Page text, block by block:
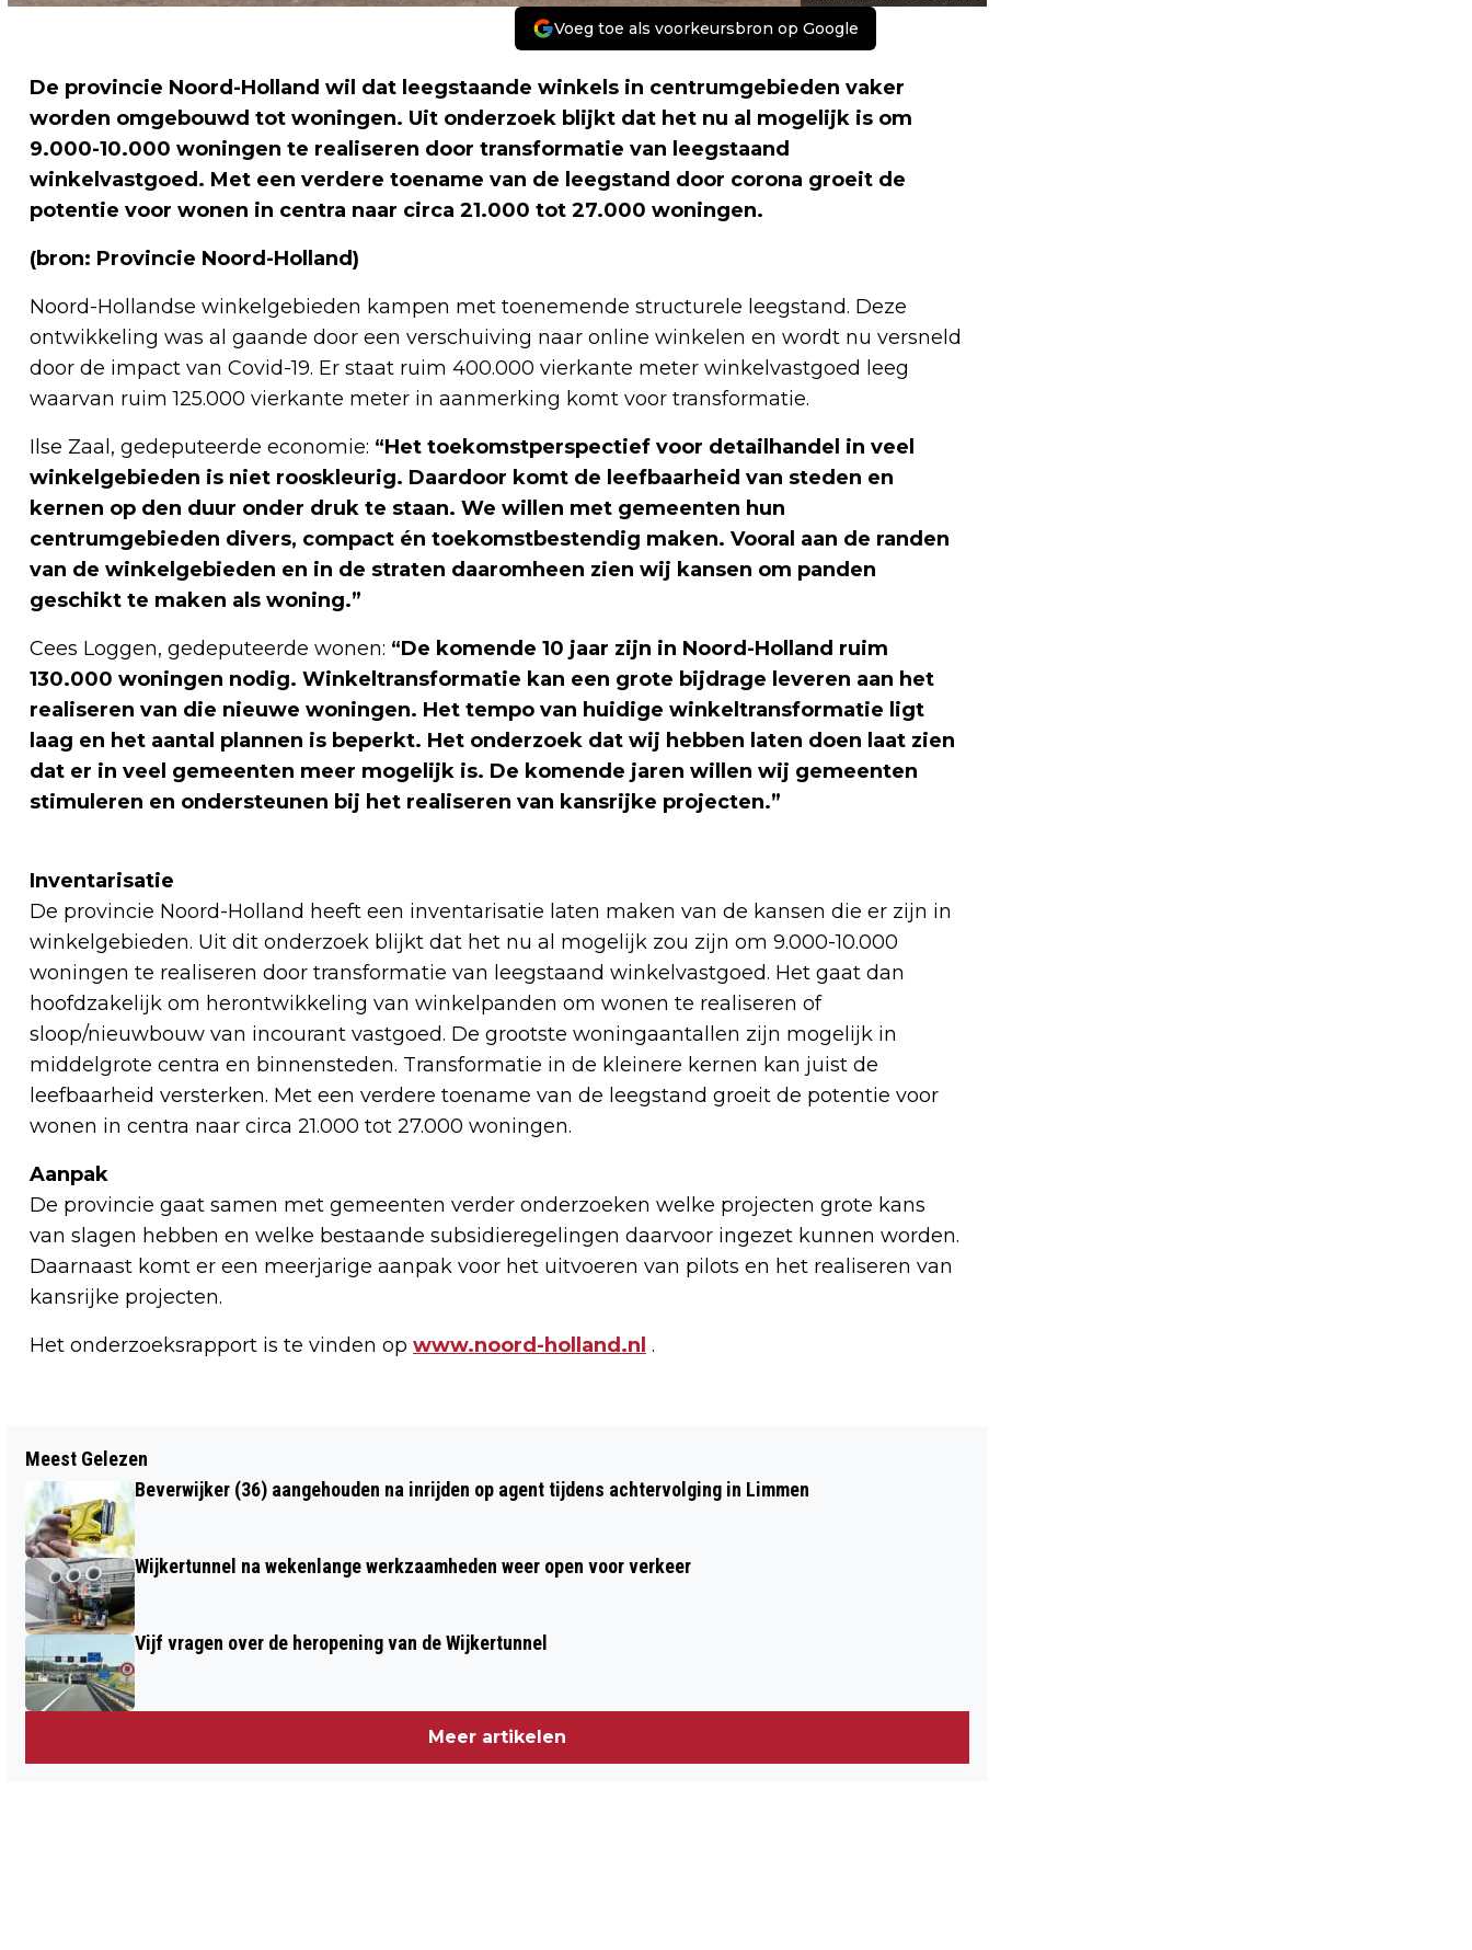
Voeg toe als voorkeursbron op Google
De provincie Noord-Holland wil dat leegstaande winkels in centrumgebieden vaker
worden omgebouwd tot woningen. Uit onderzoek blijkt dat het nu al mogelijk is om
9.000-10.000 woningen te realiseren door transformatie van leegstaand
winkelvastgoed. Met een verdere toename van de leegstand door corona groeit de
potentie voor wonen in centra naar circa 21.000 tot 27.000 woningen.
(bron: Provincie Noord-Holland)
Noord-Hollandse winkelgebieden kampen met toenemende structurele leegstand. Deze
ontwikkeling was al gaande door een verschuiving naar online winkelen en wordt nu versneld
door de impact van Covid-19. Er staat ruim 400.000 vierkante meter winkelvastgoed leeg
waarvan ruim 125.000 vierkante meter in aanmerking komt voor transformatie.
Ilse Zaal, gedeputeerde economie: “Het toekomstperspectief voor detailhandel in veel
winkelgebieden is niet rooskleurig. Daardoor komt de leefbaarheid van steden en
kernen op den duur onder druk te staan. We willen met gemeenten hun
centrumgebieden divers, compact én toekomstbestendig maken. Vooral aan de randen
van de winkelgebieden en in de straten daaromheen zien wij kansen om panden
geschikt te maken als woning.”
Cees Loggen, gedeputeerde wonen: “De komende 10 jaar zijn in Noord-Holland ruim
130.000 woningen nodig. Winkeltransformatie kan een grote bijdrage leveren aan het
realiseren van die nieuwe woningen. Het tempo van huidige winkeltransformatie ligt
laag en het aantal plannen is beperkt. Het onderzoek dat wij hebben laten doen laat zien
dat er in veel gemeenten meer mogelijk is. De komende jaren willen wij gemeenten
stimuleren en ondersteunen bij het realiseren van kansrijke projecten.”
Inventarisatie
De provincie Noord-Holland heeft een inventarisatie laten maken van de kansen die er zijn in
winkelgebieden. Uit dit onderzoek blijkt dat het nu al mogelijk zou zijn om 9.000-10.000
woningen te realiseren door transformatie van leegstaand winkelvastgoed. Het gaat dan
hoofdzakelijk om herontwikkeling van winkelpanden om wonen te realiseren of
sloop/nieuwbouw van incourant vastgoed. De grootste woningaantallen zijn mogelijk in
middelgrote centra en binnensteden. Transformatie in de kleinere kernen kan juist de
leefbaarheid versterken. Met een verdere toename van de leegstand groeit de potentie voor
wonen in centra naar circa 21.000 tot 27.000 woningen.
Aanpak
De provincie gaat samen met gemeenten verder onderzoeken welke projecten grote kans
van slagen hebben en welke bestaande subsidieregelingen daarvoor ingezet kunnen worden.
Daarnaast komt er een meerjarige aanpak voor het uitvoeren van pilots en het realiseren van
kansrijke projecten.
Het onderzoeksrapport is te vinden op www.noord-holland.nl .
NEDERLANDSE TOP-10 NA 65 JAAR NOG
LANG NIET MET PENSIOEN
KINDEREN
Meest Gelezen
Beverwijker (36) aangehouden na inrijden op agent tijdens achtervolging in Limmen
Wijkertunnel na wekenlange werkzaamheden weer open voor verkeer
Vijf vragen over de heropening van de Wijkertunnel
Meer artikelen